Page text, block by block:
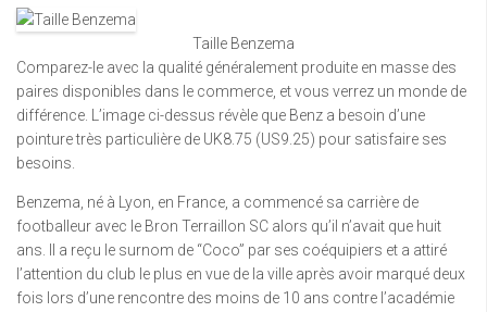
Taille Benzema
Comparez-le avec la qualité généralement produite en masse des
paires disponibles dans le commerce, et vous verrez un monde de
différence. L’image ci-dessus révèle que Benz a besoin d’une
pointure très particulière de UK8.75 (US9.25) pour satisfaire ses
besoins.
Benzema, né à Lyon, en France, a commencé sa carrière de
footballeur avec le Bron Terraillon SC alors qu’il n’avait que huit
ans. Il a reçu le surnom de “Coco” par ses coéquipiers et a attiré
l’attention du club le plus en vue de la ville après avoir marqué deux
fois lors d’une rencontre des moins de 10 ans contre l’académie